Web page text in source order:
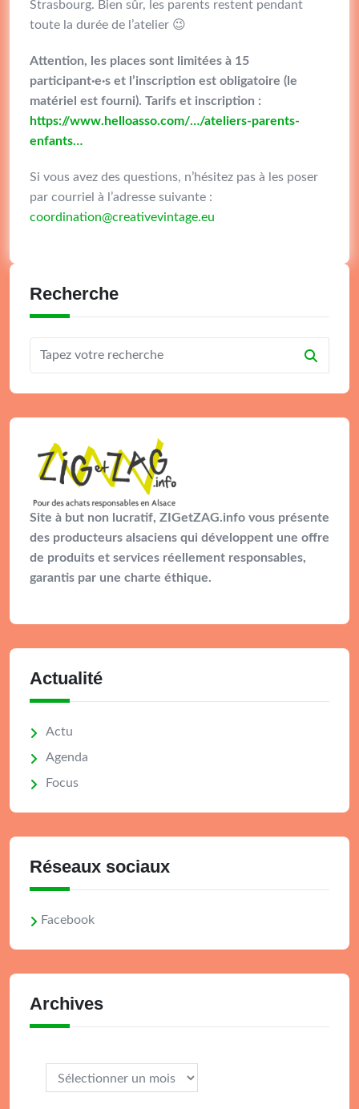
Strasbourg. Bien sûr, les parents restent pendant
toute la durée de l’atelier 😉
Attention, les places sont limitées à 15
participant·e·s et l’inscription est obligatoire (le
matériel est fourni). Tarifs et inscription :
https://www.helloasso.com/…/ateliers-parents-
enfants…
Si vous avez des questions, n’hésitez pas à les poser
par courriel à l’adresse suivante :
coordination@creativevintage.eu
Recherche
Site à but non lucratif, ZIGetZAG.info vous présente
des producteurs alsaciens qui développent une offre
de produits et services réellement responsables,
garantis par une charte éthique.
Actualité
Actu
Agenda
Focus
Réseaux sociaux
Facebook
Archives